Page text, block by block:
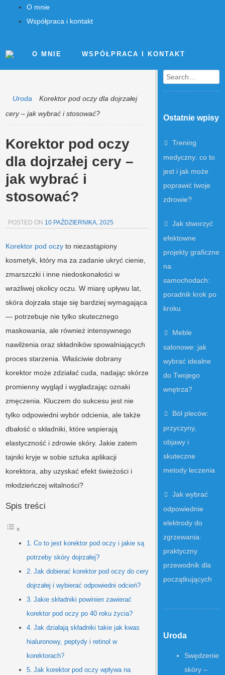
O mnie
Współpraca i kontakt
O MNIE WSPÓŁPRACA I KONTAKT
Uroda
Korektor pod oczy dla dojrzałej
cery – jak wybrać i stosować?
Korektor pod oczy
dla dojrzałej cery –
jak wybrać i
stosować?
POSTED ON 10 PAŹDZIERNIKA, 2025
Korektor pod oczy to niezastąpiony
kosmetyk, który ma za zadanie ukryć cienie,
zmarszczki i inne niedoskonałości w
wrażliwej okolicy oczu. W miarę upływu lat,
skóra dojrzała staje się bardziej wymagająca
— potrzebuje nie tylko skutecznego
maskowania, ale również intensywnego
nawilżenia oraz składników spowalniających
proces starzenia. Właściwie dobrany
korektor może zdziałać cuda, nadając skórze
promienny wygląd i wygładzając oznaki
zmęczenia. Kluczem do sukcesu jest nie
tylko odpowiedni wybór odcienia, ale także
dbałość o składniki, które wspierają
elastyczność i zdrowie skóry. Jakie zatem
tajniki kryje w sobie sztuka aplikacji
korektora, aby uzyskać efekt świeżości i
młodzieńczej witalności?
Spis treści
Co to jest korektor pod oczy i jakie są
potrzeby skóry dojrzałej?
Jak dobierać korektor pod oczy do cery
dojrzałej i wybierać odpowiedni odcień?
Jakie składniki powinien zawierać
korektor pod oczy po 40 roku życia?
Jak działają składniki takie jak kwas
hialuronowy, peptydy i retinol w
korektorach?
Jak korektor pod oczy wpływa na
Search
Ostatnie wpisy
Trening
medyczny: co to
jest i jak może
poprawić twoje
zdrowie?
Jak stworzyć
efektowne
projekty graficzne
na
samochodach:
poradnik krok po
kroku
Meble
salonowe: jak
wybrać idealne
do Twojego
wnętrza?
Ból pleców:
przyczyny,
objawy i
skuteczne
metody leczenia
Jak wybrać
odpowiednie
elektrody do
zgrzewania:
praktyczny
przewodnik dla
początkujących
Uroda
Swędzenie
skóry –